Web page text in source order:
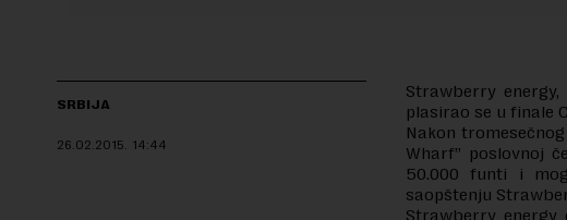
SRBIJA
26.02.2015. 14:44
Strawberry
plasirao se u finale
Nakon
Wharf” poslovnoj
50.000 funti i
saopštenju
Strawberry energy